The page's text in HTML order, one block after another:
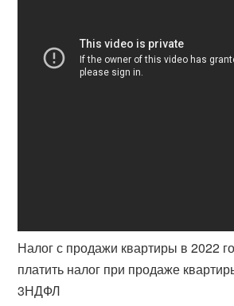
Налог с продажи квартиры в 2022
платить налог при продаже
3НДФЛ